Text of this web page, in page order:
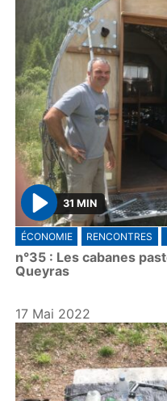
P
l
a
y
31 MIN
ÉCONOMIE RENCONTRES
n°35 : Les cabanes
Queyras
17 Mai 2022